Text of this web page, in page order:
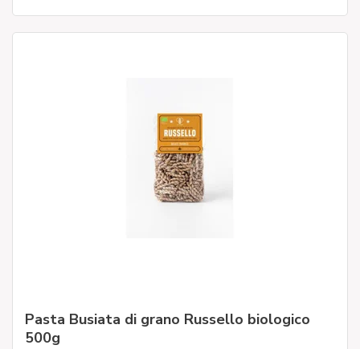
Pasta Busiata di grano Russello biologico
500g